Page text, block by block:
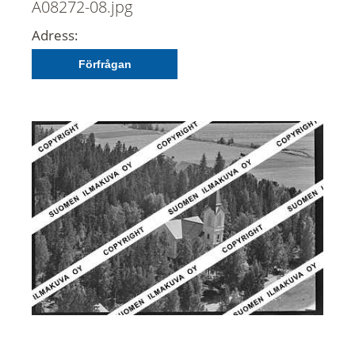
Ä08272-08.jpg
Adress:
Förfrågan